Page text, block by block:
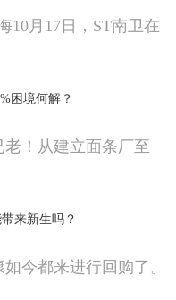
10月17日，ST南卫在
困境何解？
！从建立面条厂至
来新生吗？
今都来进行回购了。